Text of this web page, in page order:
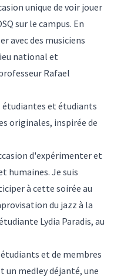
unique de voir jouer
sur le campus. En
avec des musiciens
national et
Rafael
étudiantes et étudiants
originales, inspirée de
d'expérimenter et
humaines. Je suis
à cette soirée au
du jazz à la
Lydia Paradis, au
et de membres
medley déjanté, une